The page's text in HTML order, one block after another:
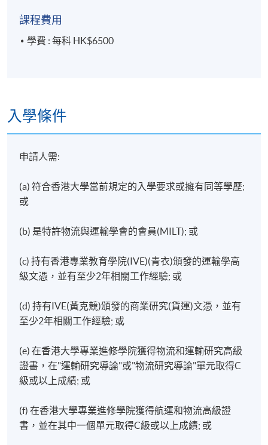
基礎及別單元
Financial Management & Reporting for Transport
and Logistics
Marketing and Service Management
課程費用
學費 : 每科 HK$6500
入學條件
申請人需:
(a) 符合香港大學當前規定的入學要求或擁有同等學歷;
或
(b) 是特許物流與運輸學會的會員(MILT); 或
(c) 持有香港專業教育學院(IVE)(青衣)頒發的運輸學高
級文憑，並有至少2年相關工作經驗; 或
(d) 持有IVE(黃克競)頒發的商業研究(貨運)文憑，並有
至少2年相關工作經驗; 或
(e) 在香港大學專業進修學院獲得物流和運輸研究高級
證書，在"運輸研究導論"或"物流研究導論"單元取得C
級或以上成績; 或
(f) 在香港大學專業進修學院獲得航運和物流高級證
書，並在其中一個單元取得C級或以上成績; 或